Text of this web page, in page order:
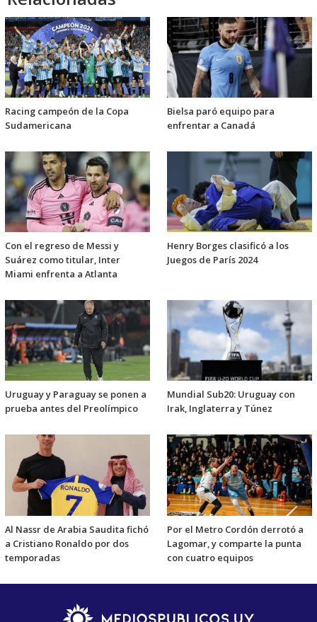
Racing campeón de la Copa
Sudamericana
Bielsa paró equipo para
enfrentar a Canadá
Con el regreso de Messi y
Suárez como titular, Inter
Miami enfrenta a Atlanta
Henry Borges clasificó a los
Juegos de París 2024
Uruguay y Paraguay se ponen a
prueba antes del Preolímpico
Mundial Sub20: Uruguay con
Irak, Inglaterra y Túnez
Al Nassr de Arabia Saudita fichó
a Cristiano Ronaldo por dos
temporadas
Por el Metro Cordón derrotó a
Lagomar, y comparte la punta
con cuatro equipos